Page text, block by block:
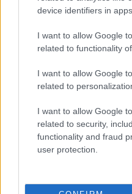
device identifiers in apps.
I want to allow Google
related to functionality
I want to allow Google
related to
I want to allow Google
related to security,
functionality and fraud
user protection.
Külföld
Felcserélték a
Pfizer helyett Modernát
rajna-vesztfáliai
számukra még nem